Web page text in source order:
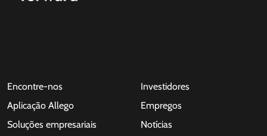
Encontre-nos
Aplicação Allego
Soluções empresariais
Investidores
Empregos
Notícias